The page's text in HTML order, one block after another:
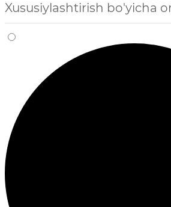
Xususiylashtirish bo'yicha